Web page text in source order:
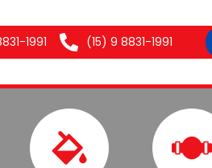
1991 (15) 9 8831-1991